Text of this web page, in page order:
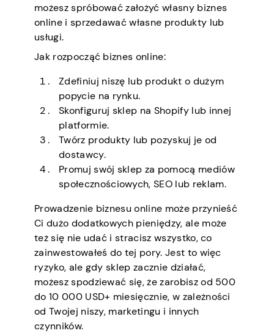
możesz spróbować założyć własny biznes
online i sprzedawać własne produkty lub
usługi.
Jak rozpocząć biznes online:
Zdefiniuj niszę lub produkt o dużym
popycie na rynku.
Skonfiguruj sklep na Shopify lub innej
platformie.
Twórz produkty lub pozyskuj je od
dostawcy.
Promuj swój sklep za pomocą mediów
społecznościowych, SEO lub reklam.
Prowadzenie biznesu online może przynieść
Ci dużo dodatkowych pieniędzy, ale może
też się nie udać i stracisz wszystko, co
zainwestowałeś do tej pory. Jest to więc
ryzyko, ale gdy sklep zacznie działać,
możesz spodziewać się, że zarobisz od 500
do 10 000 USD+ miesięcznie, w zależności
od Twojej niszy, marketingu i innych
czynników.